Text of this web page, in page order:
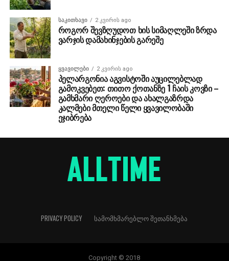
ᲡᲐᲙᲘᲗᲮᲐᲕᲘ 2 კვირის ago
როგორ შევზღუდოთ ხის სიმაღლეში ზრდა
ვარჯის დამახინჯების გარეშე
ᲧᲕᲐᲕᲘᲚᲔᲑᲘ 2 კვირის ago
პელარგონია აგვისტოში აუცილებლად
გამოკვებეთ: თითო ქოთანზე 1 ჩაის კოვზი –
გამხმარი ღეროები და ახალგაზრდა
კალმები მთელი წელი ყვავილობაში
ეჯიბრება
PRIVACY POLICY ᲡᲐᲛᲝᲛᲮᲛᲐᲠᲔᲑᲚᲝ ᲨᲔᲗᲐᲜᲮᲛᲔᲑᲐ
Copyright © 2018